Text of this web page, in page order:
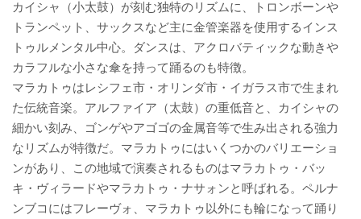
カイシャ（小太鼓）が刻む独特のリズムに、トロンボーンや
トランペット、サックスなど主に金管楽器を使用するインス
トゥルメンタル中心。ダンスは、アクロバティックな動きや
カラフルな小さな傘を持って踊るのも特徴。
マラカトゥはレシフェ市・オリンダ市・イガラス市で生まれ
た伝統音楽。アルファイア（太鼓）の重低音と、カイシャの
細かい刻み、ゴンゲやアゴゴの金属音等で生み出される強力
なリズムが特徴だ。マラカトゥにはいくつかのバリエーショ
ンがあり、この地域で演奏されるものはマラカトゥ・バッ
キ・ヴィラードやマラカトゥ・ナサォンと呼ばれる。ペルナ
ンブコにはフレーヴォ、マラカトゥ以外にも輪になって踊り